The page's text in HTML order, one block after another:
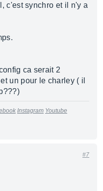
c'est synchro et il n'y a
ca serait 2
un pour le charley ( il
Instagram Youtube
#7